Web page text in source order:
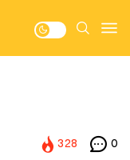
328 0